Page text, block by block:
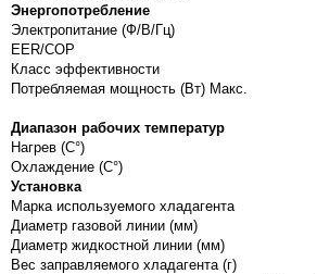
Энергопотребление
Электропитание (Ф/В/Гц)
EER/COP
Класс эффективности
Потребляемая мощность (Вт) Макс.
Диапазон рабочих температур
Нагрев (С°)
Охлаждение (С°)
Установка
Марка используемого хладагента
Диаметр газовой линии (мм)
Диаметр жидкостной линии (мм)
Вес заправляемого хладагента (г)